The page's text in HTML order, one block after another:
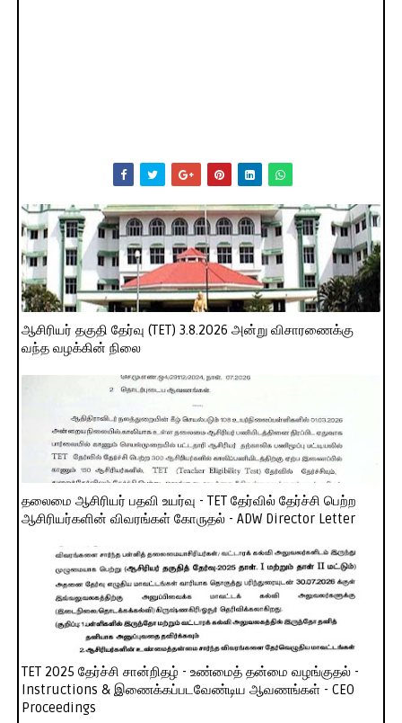
ஆசிரியர் தகுதி தேர்வு (TET) 3.8.2026 அன்று விசாரணைக்கு
வந்த வழக்கின் நிலை
தலைமை ஆசிரியர் பதவி உயர்வு - TET தேர்வில் தேர்ச்சி பெற்ற
ஆசிரியர்களின் விவரங்கள் கோருதல் - ADW Director Letter
TET 2025 தேர்ச்சி சான்றிதழ் - உண்மைத் தன்மை வழங்குதல் -
Instructions & இணைக்கப்படவேண்டிய ஆவணங்கள் - CEO
Proceedings